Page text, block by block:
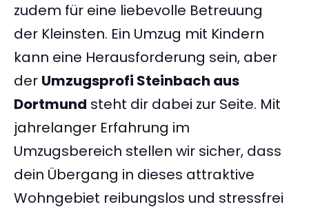
zudem für eine liebevolle Betreuung
der Kleinsten. Ein Umzug mit Kindern
kann eine Herausforderung sein, aber
der Umzugsprofi Steinbach aus
Dortmund steht dir dabei zur Seite. Mit
jahrelanger Erfahrung im
Umzugsbereich stellen wir sicher, dass
dein Übergang in dieses attraktive
Wohngebiet reibungslos und stressfrei